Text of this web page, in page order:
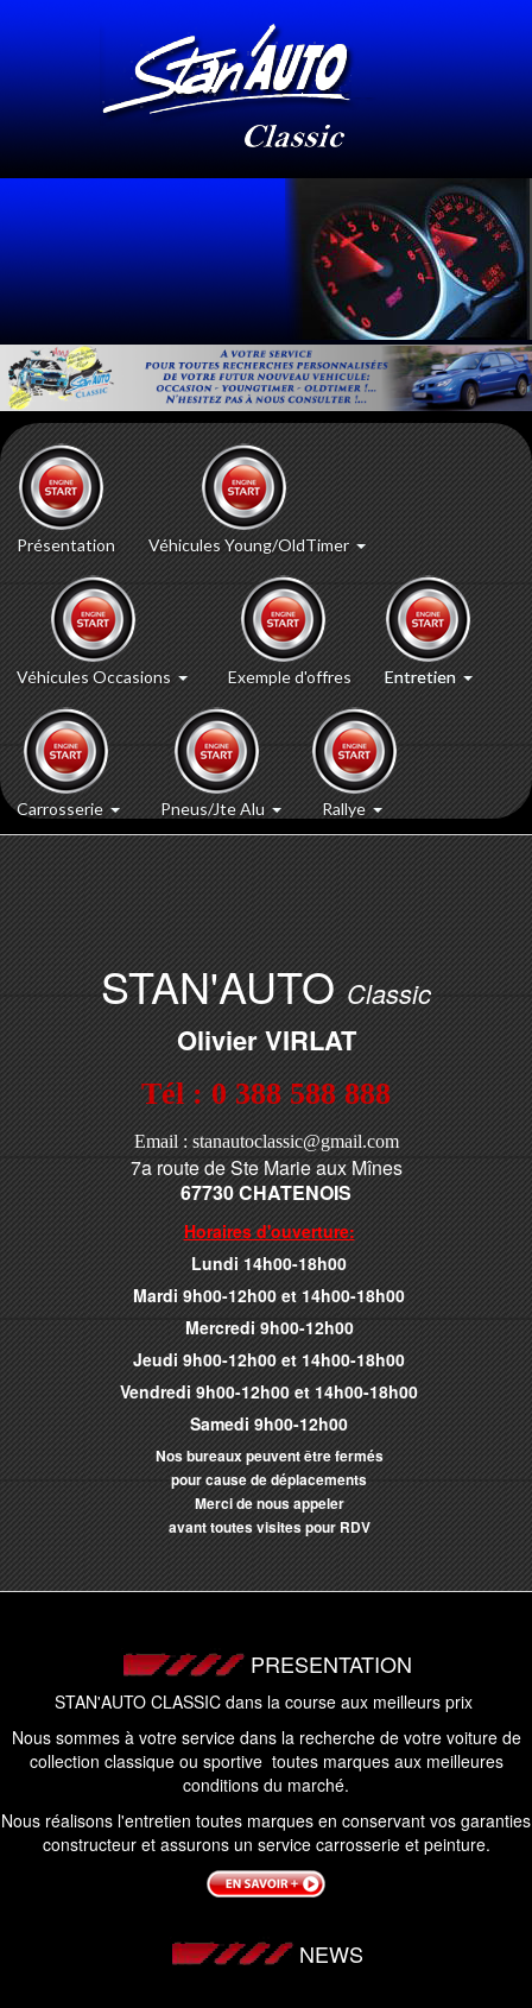
Présentation Véhicules Young/OldTimer
Véhicules Occasions Exemple d'offres Entretien
Carrosserie Pneus/Jte Alu Rallye
STAN'AUTOClassic
Olivier VIRLAT
Tél : 0 388 588 888
Email : stanautoclassic@gmail.com
7a route de Ste Marie aux Mînes
67730 CHATENOIS
Horaires d'ouverture:
Lundi 14h00-18h00
Mardi 9h00-12h00 et 14h00-18h00
Mercredi 9h00-12h00
Jeudi 9h00-12h00 et 14h00-18h00
Vendredi 9h00-12h00 et 14h00-18h00
Samedi 9h00-12h00
Nos bureaux peuvent être fermés
pour cause de déplacements
Merci de nous appeler
avant toutes visites pour RDV
PRESENTATION
STAN'AUTO CLASSIC dans la course aux meilleurs prix
Nous sommes à votre service dans la recherche de votre voiture de
collection classique ou sportive toutes marques aux meilleures
conditions du marché.
Nous réalisons l'entretien toutes marques en conservant vos garanties
constructeur et assurons un service carrosserie et peinture.
NEWS